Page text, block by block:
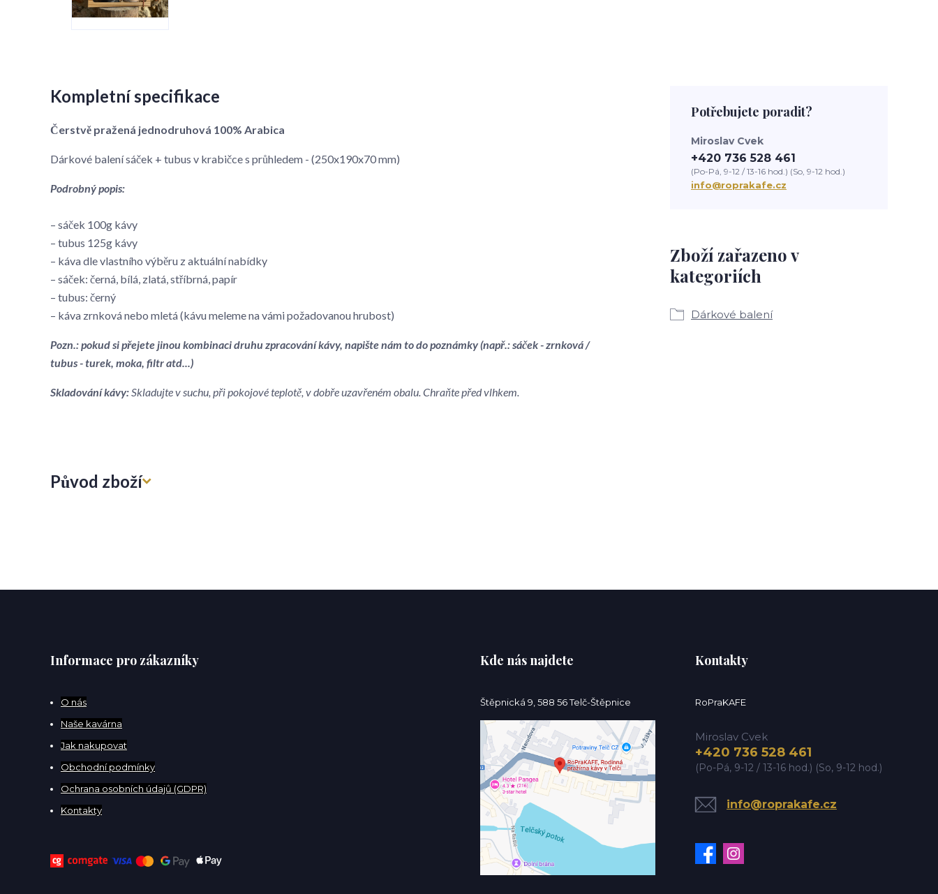
Kompletní specifikace
Čerstvě pražená jednodruhová 100% Arabica
Dárkové balení sáček + tubus v krabičce s průhledem - (250x190x70 mm)
Podrobný popis:
– sáček 100g kávy
– tubus 125g kávy
– káva dle vlastního výběru z aktuální nabídky
– sáček: černá, bílá, zlatá, stříbrná, papír
– tubus: černý
– káva zrnková nebo mletá (kávu meleme na vámi požadovanou hrubost)
Pozn.: pokud si přejete jinou kombinaci druhu zpracování kávy, napište nám to do poznámky (např.: sáček - zrnková /
tubus - turek, moka, filtr atd...)
Skladování kávy:Skladujte v suchu, při pokojové teplotě, v dobře uzavřeném obalu. Chraňte před vlhkem.
Původ zboží
Zboží zařazeno v
kategoriích
Dárkové balení
Potřebujete poradit?
Miroslav Cvek
+420 736 528 461
(Po-Pá, 9-12 / 13-16 hod.) (So, 9-12 hod.)
info@roprakafe.cz
Informace pro zákazníky
O nás
Naše kavárna
Jak nakupovat
Obchodní podmínky
Ochrana osobních údajů (GDPR)
Kontakty
Kde nás najdete
Štěpnická 9, 588 56 Telč-Štěpnice
Kontakty
RoPraKAFE
Miroslav Cvek
+420 736 528 461
(Po-Pá, 9-12 / 13-16 hod.) (So, 9-12 hod.)
info@roprakafe.cz